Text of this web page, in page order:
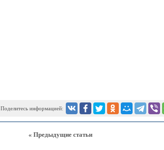
Поделитесь информацией:
« Предыдущие статьи